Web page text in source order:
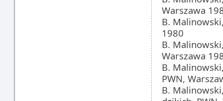
Warszawa
B.
1980
B.
Warszawa
B.
PWN,
B.